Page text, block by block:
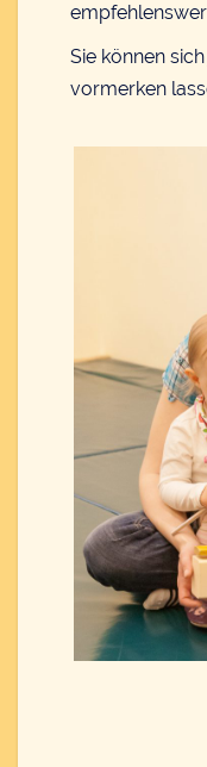
Sie können
vormerken